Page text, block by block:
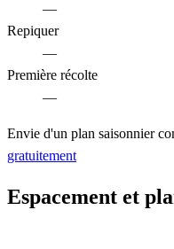
—
Repiquer
—
Première récolte
—
Envie d'un plan saisonnier
gratuitement
Espacement et